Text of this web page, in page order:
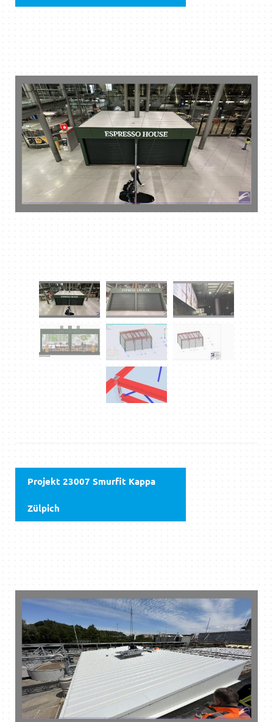
Projekt 23007 Smurfit Kappa
Zülpich
DOWNLOAD PDF